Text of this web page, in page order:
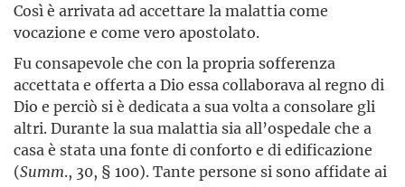
Così è arrivata ad accettare la malattia come
vocazione e come vero apostolato.
Fu consapevole che con la propria sofferenza
accettata e offerta a Dio essa collaborava al regno di
Dio e perciò si è dedicata a sua volta a consolare gli
altri. Durante la sua malattia sia all’ospedale che a
casa è stata una fonte di conforto e di edificazione
(Summ., 30, § 100). Tante persone si sono affidate ai